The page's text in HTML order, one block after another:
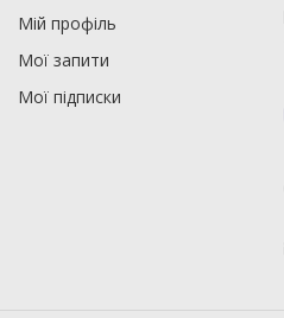
Мій профіль
Мої запити
Мої підписки